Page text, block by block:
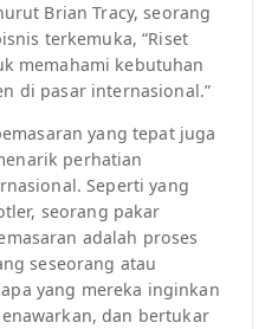
Brian Tracy, seorang
terkemuka, “Riset
memahami kebutuhan
di pasar internasional.”
yang tepat juga
perhatian
Seperti yang
seorang pakar
adalah proses
seseorang atau
yang mereka inginkan
dan bertukar